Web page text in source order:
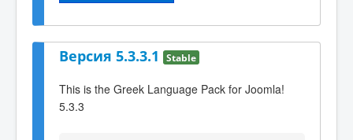
Версия 5.3.3.1 Stable
This is the Greek Language Pack for Joomla!
5.3.3